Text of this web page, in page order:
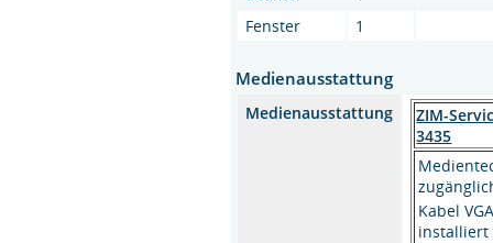
Fenster
1
Medienausstattung
Medienausstattung
ZIM-
3435
Kabel
installiert